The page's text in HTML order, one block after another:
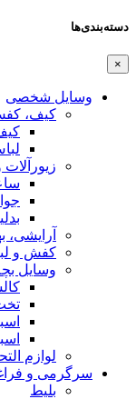
دسته‌بندی‌ها
×
وسایل شخصی
کیف،
آرایشی،
کفش و
وسایل
لوازم
سرگرمی و
بلیط